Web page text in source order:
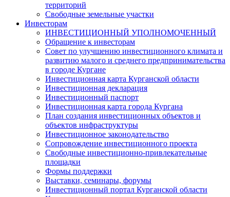
территорий
Свободные земельные участки
Инвесторам
ИНВЕСТИЦИОННЫЙ УПОЛНОМОЧЕННЫЙ
Обращение к инвесторам
Совет по улучшению инвестиционного климата и
развитию малого и среднего предпринимательства
в городе Кургане
Инвестиционная карта Курганской области
Инвестиционная декларация
Инвестиционный паспорт
Инвестиционная карта города Кургана
План создания инвестиционных объектов и
объектов инфраструктуры
Инвестиционное законодательство
Сопровождение инвестиционного проекта
Свободные инвестиционно-привлекательные
площадки
Формы поддержки
Выставки, семинары, форумы
Инвестиционный портал Курганской области